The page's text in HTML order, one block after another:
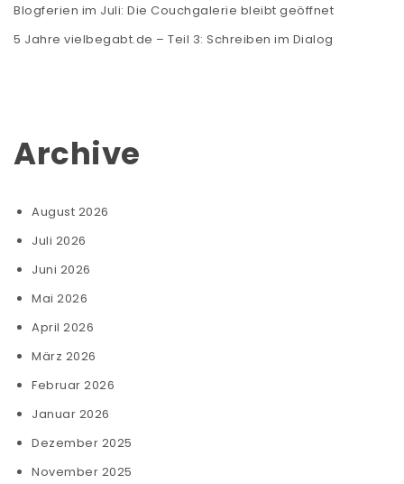
Blogferien im Juli: Die Couchgalerie bleibt geöffnet
5 Jahre vielbegabt.de – Teil 3: Schreiben im Dialog
Archive
August 2026
Juli 2026
Juni 2026
Mai 2026
April 2026
März 2026
Februar 2026
Januar 2026
Dezember 2025
November 2025